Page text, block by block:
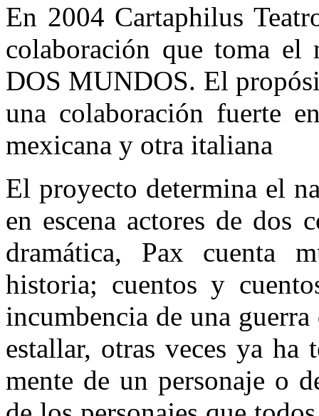
En 2004 Cartaphilus
colaboración que toma
DOS MUNDOS. El
una colaboración fuerte
mexicana y otra italiana
El proyecto determina el
en escena actores de dos
dramática, Pax cuenta
historia; cuentos y
incumbencia de una
estallar, otras veces ya
mente de un personaje o